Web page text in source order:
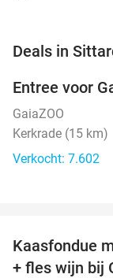
Deals in
Entree voor
GaiaZOO
Kerkrade (15 km)
Verkocht: 7.602
Kaasfondue
+ fles wijn bij